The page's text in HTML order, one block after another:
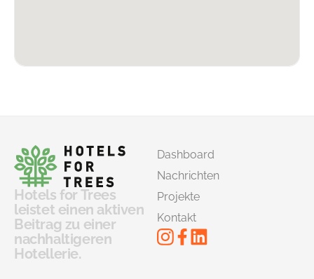
Hotels for Trees
leistet einen aktiven
Beitrag zu einer
nachhaltigeren
Hotellerie.
Dashboard
Nachrichten
Projekte
Kontakt